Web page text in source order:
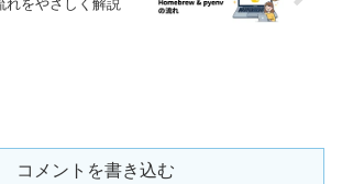
れをやさしく解説
コメントを書き込む